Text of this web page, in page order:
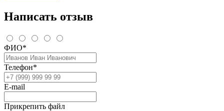
Написать отзыв
ФИО*
Телефон*
E-mail
Прикрепить файл